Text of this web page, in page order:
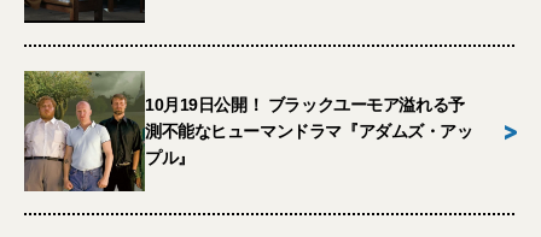
10月19日公開！ ブラックユーモア溢れる予
測不能なヒューマンドラマ『アダムズ・アッ
プル』
>